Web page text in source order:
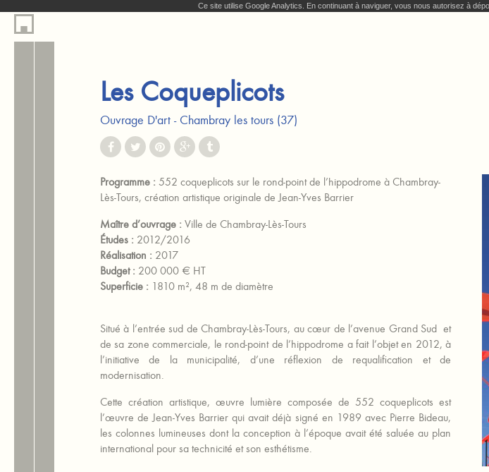
Ce site utilise Google Analytics. En continuant à naviguer, vous nous autorisez à
Les Coqueplicots
Ouvrage D'art Chambray les tours (37)
Programme : 552 coqueplicots sur le rond-point de l’hippodrome à Chambray-
Lès-Tours, création artistique originale de Jean-Yves Barrier
Maître d’ouvrage : Ville de Chambray-Lès-Tours
Études : 2012/2016
Réalisation : 2017
Budget : 200 000 € HT
Superficie : 1810 m², 48 m de diamètre
Situé à l’entrée sud de Chambray-Lès-Tours, au cœur de l’avenue Grand Sud et
de sa zone commerciale, le rond-point de l’hippodrome a fait l’objet en 2012, à
l’initiative de la municipalité, d’une réflexion de requalification et de
modernisation.
Cette création artistique, œuvre lumière composée de 552 coqueplicots est
l’œuvre de Jean-Yves Barrier qui avait déjà signé en 1989 avec Pierre Bideau,
les colonnes lumineuses dont la conception à l’époque avait été saluée au plan
international pour sa technicité et son esthétisme.